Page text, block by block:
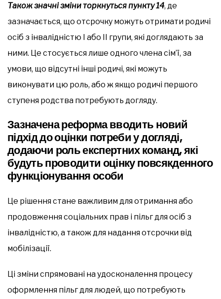
Також значні зміни торкнуться пункту 14, де
зазначається, що отсрочку можуть отримати родичі
осіб з інвалідністю I або II групи, які доглядають за
ними. Це стосується лише одного члена сім’ї, за
умови, що відсутні інші родичі, які можуть
виконувати цю роль, або ж якщо родичі першого
ступеня родства потребують догляду.
Зазначена реформа вводить новий
підхід до оцінки потреби у догляді,
додаючи роль експертних команд, які
будуть проводити оцінку повсякденного
функціонування особи
Це рішення стане важливим для отримання або
продовження соціальних прав і пільг для осіб з
інвалідністю, а також для надання отсрочки від
мобілізації.
Ці зміни спрямовані на удосконалення процесу
оформлення пільг для людей, що потребують